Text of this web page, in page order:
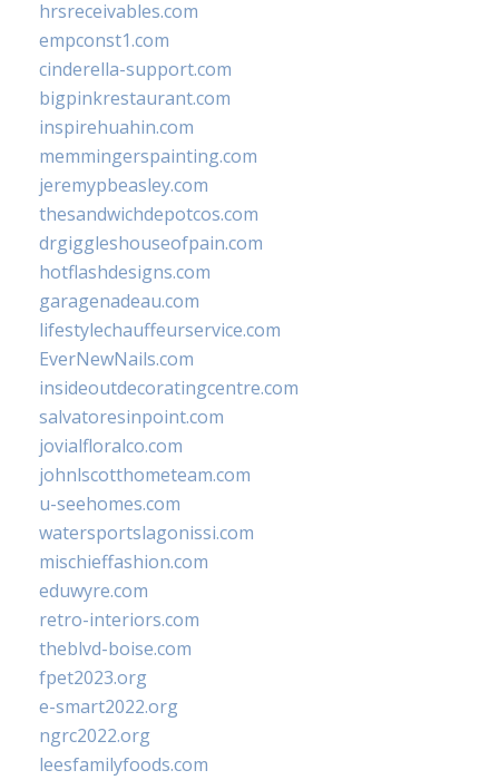
hrsreceivables.com
empconst1.com
cinderella-support.com
bigpinkrestaurant.com
inspirehuahin.com
memmingerspainting.com
jeremypbeasley.com
thesandwichdepotcos.com
drgiggleshouseofpain.com
hotflashdesigns.com
garagenadeau.com
lifestylechauffeurservice.com
EverNewNails.com
insideoutdecoratingcentre.com
salvatoresinpoint.com
jovialfloralco.com
johnlscotthometeam.com
u-seehomes.com
watersportslagonissi.com
mischieffashion.com
eduwyre.com
retro-interiors.com
theblvd-boise.com
fpet2023.org
e-smart2022.org
ngrc2022.org
leesfamilyfoods.com